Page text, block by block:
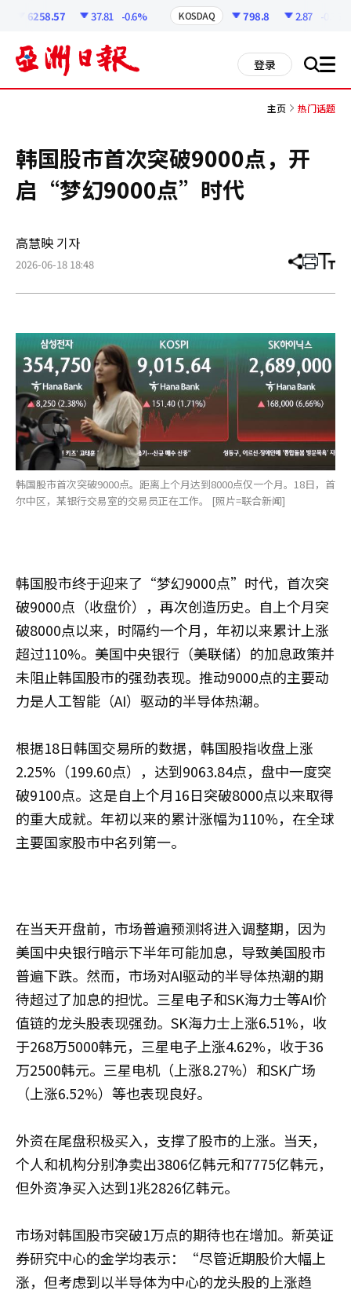
6258.57 37.81 -0.6% KOSDAQ 798.8 2.87 -0.36%
登录 搜 all
主页 热门话题
韩国股市首次突破9000点，开
启“梦幻9000点”时代
高慧映 기자
2026-06-18 18:48 分
章
打 调
小
韩国股市首次突破9000点。距离上个月达到8000点仅一个月。18日，首
尔中区，某银行交易室的交易员正在工作。 [照片=联合新闻]
韩国股市终于迎来了“梦幻9000点”时代，首次突
破9000点（收盘价），再次创造历史。自上个月突
破8000点以来，时隔约一个月，年初以来累计上涨
超过110%。美国中央银行（美联储）的加息政策并
未阻止韩国股市的强劲表现。推动9000点的主要动
力是人工智能（AI）驱动的半导体热潮。
根据18日韩国交易所的数据，韩国股指收盘上涨
2.25%（199.60点），达到9063.84点，盘中一度突
破9100点。这是自上个月16日突破8000点以来取得
的重大成就。年初以来的累计涨幅为110%，在全球
主要国家股市中名列第一。
在当天开盘前，市场普遍预测将进入调整期，因为
美国中央银行暗示下半年可能加息，导致美国股市
普遍下跌。然而，市场对AI驱动的半导体热潮的期
待超过了加息的担忧。三星电子和SK海力士等AI价
值链的龙头股表现强劲。SK海力士上涨6.51%，收
于268万5000韩元，三星电子上涨4.62%，收于36
万2500韩元。三星电机（上涨8.27%）和SK广场
（上涨6.52%）等也表现良好。
外资在尾盘积极买入，支撑了股市的上涨。当天，
个人和机构分别净卖出3806亿韩元和7775亿韩元，
但外资净买入达到1兆2826亿韩元。
市场对韩国股市突破1万点的期待也在增加。新英证
券研究中心的金学均表示：“尽管近期股价大幅上
涨，但考虑到以半导体为中心的龙头股的上涨趋